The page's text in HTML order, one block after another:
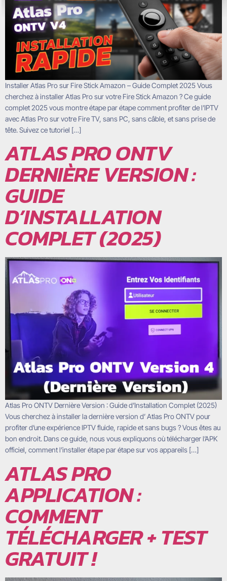
Installer Atlas Pro sur Fire Stick Amazon – Guide Complet 2025 Vous
cherchez à installer Atlas Pro sur votre Fire Stick Amazon ? Ce guide
complet 2025 vous montre étape par étape comment profiter de l’IPTV
avec Atlas Pro sur votre Fire TV, sans PC, sans câble, et sans prise de
tête. Suivez ce tutoriel […]
ATLAS PRO ONTV
DERNIÈRE VERSION :
GUIDE
D’INSTALLATION
COMPLET (2025)
Atlas Pro ONTV Dernière Version : Guide d’Installation Complet (2025)
Vous cherchez à installer la dernière version d’ Atlas Pro ONTV pour
profiter d’une expérience IPTV fluide, rapide et sans bugs ? Vous êtes au
bon endroit. Dans ce guide, nous vous expliquons où télécharger l’APK
officiel, comment l’installer étape par étape sur vos appareils […]
ATLAS PRO
APPLICATION :
COMMENT
TÉLÉCHARGER + TEST
GRATUIT !